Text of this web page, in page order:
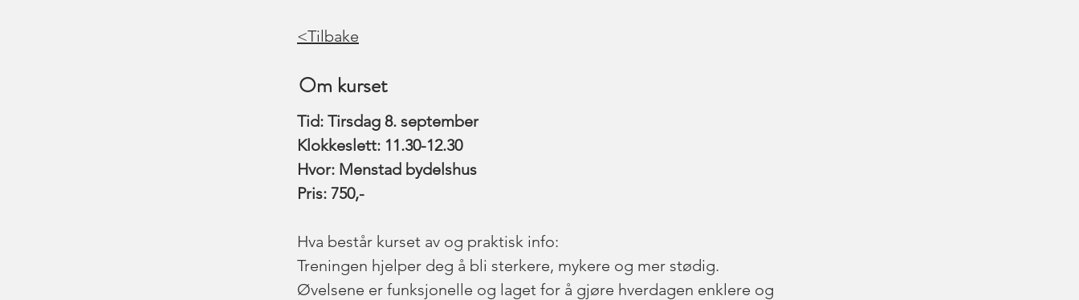
<Tilbake
Om kurset
Tid: Tirsdag 8. september
Klokkeslett: 11.30-12.30
Hvor: Menstad bydelshus
Pris: 750,-
Hva består kurset av og praktisk info:
Treningen hjelper deg å bli sterkere, mykere og mer stødig.
Øvelsene er funksjonelle og laget for å gjøre hverdagen enklere og